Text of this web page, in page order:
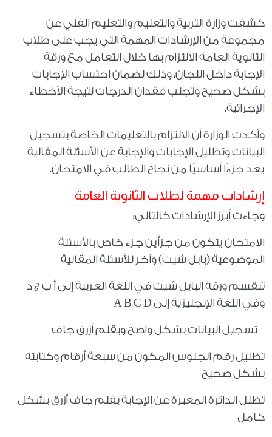
كشفت وزارة التربية والتعليم والتعليم الفني عن
مجموعة من الإرشادات المهمة التي يجب على طلاب
الثانوية العامة الالتزام بها خلال التعامل مع ورقة
الإجابة داخل اللجان، وذلك لضمان احتساب الإجابات
بشكل صحيح وتجنب فقدان الدرجات نتيجة الأخطاء
الإجرائية.
وأكدت الوزارة أن الالتزام بالتعليمات الخاصة بتسجيل
البيانات وتظليل الإجابات والإجابة عن الأسئلة المقالية
يعد جزءًا أساسيًا من نجاح الطالب في الامتحان.
إرشادات مهمة لطلاب الثانوية العامة
وجاءت أبرز الإرشادات كالتالي:
الامتحان يتكون من جزأين جزء خاص بالأسئلة
الموضوعية (بابل شيت) وآخر للأسئلة المقالية
تنقسم ورقة البابل شيت في اللغة العربية إلى أ ب ج د
وفي اللغة الإنجليزية إلى A B C D
تسجيل البيانات بشكل واضح وبقلم أزرق جاف
تظليل رقم الجلوس المكون من سبعة أرقام وكتابته
بشكل صحيح
تظلل الدائرة المعبرة عن الإجابة بقلم جاف أزرق بشكل
كامل